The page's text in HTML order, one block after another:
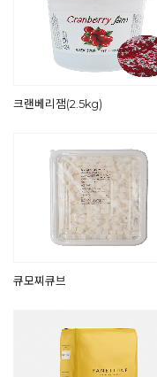
크랜베리잼(2.5kg)
큐모찌큐브